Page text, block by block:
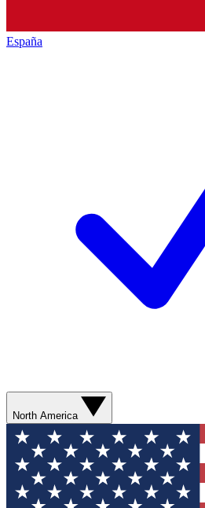
España
North America